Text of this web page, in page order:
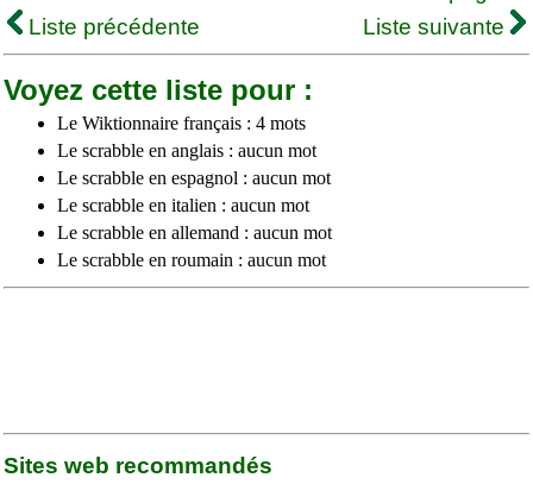
Liste précédente
Liste suivante
Voyez cette liste pour :
Le Wiktionnaire français : 4 mots
Le scrabble en anglais : aucun mot
Le scrabble en espagnol : aucun mot
Le scrabble en italien : aucun mot
Le scrabble en allemand : aucun mot
Le scrabble en roumain : aucun mot
Sites web recommandés